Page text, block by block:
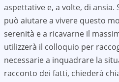
aspettative e, a volte, di ansia.
può aiutare a vivere questo
serenità e a ricavarne il
utilizzerà il colloquio per
necessarie a inquadrare la
racconto dei fatti, chiederà